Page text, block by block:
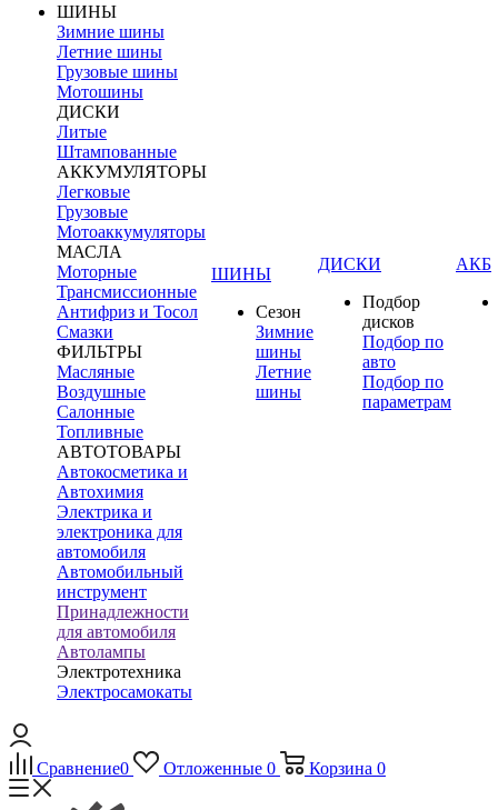
ШИНЫ
Зимние шины
Летние шины
Грузовые шины
Мотошины
ДИСКИ
Литые
Штампованные
АККУМУЛЯТОРЫ
Легковые
Грузовые
Мотоаккумуляторы
МАСЛА
Моторные
Трансмиссионные
Антифриз и Тосол
Смазки
ФИЛЬТРЫ
Масляные
Воздушные
Салонные
Топливные
АВТОТОВАРЫ
Автокосметика и
Автохимия
Электрика и
электроника для
автомобиля
Автомобильный
инструмент
Принадлежности
для автомобиля
Автолампы
Электротехника
Электросамокаты
ШИНЫ
Сезон
Зимние
шины
Летние
шины
ДИСКИ
Подбор
дисков
Подбор по
авто
Подбор по
параметрам
АКБ
Сравнение0 Отложенные 0 Корзина 0